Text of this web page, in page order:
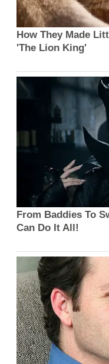
How They Made
'The Lion King'
From Baddies To
Can Do It All!